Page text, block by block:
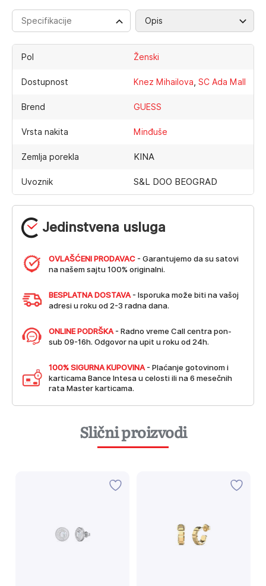
Jedinstvena usluga
OVLAŠĆENI PRODAVAC - Garantujemo da su satovi
na našem sajtu 100% originalni.
BESPLATNA DOSTAVA - Isporuka može biti na vašoj
adresi u roku od 2-3 radna dana.
ONLINE PODRŠKA - Radno vreme Call centra pon-
sub 09-16h. Odgovor na upit u roku od 24h.
100% SIGURNA KUPOVINA - Plaćanje gotovinom i
karticama Bance Intesa u celosti ili na 6 mesečnih
rata Master karticama.
Specifikacije Opis
Pol Ženski
Dostupnost Knez Mihailova, SC Ada Mall
Brend GUESS
Vrsta nakita Minđuše
Zemlja porekla KINA
Uvoznik S&L DOO BEOGRAD
Slični proizvodi